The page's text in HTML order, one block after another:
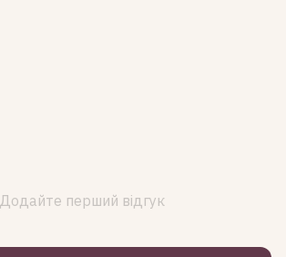
Додайте перший відгук